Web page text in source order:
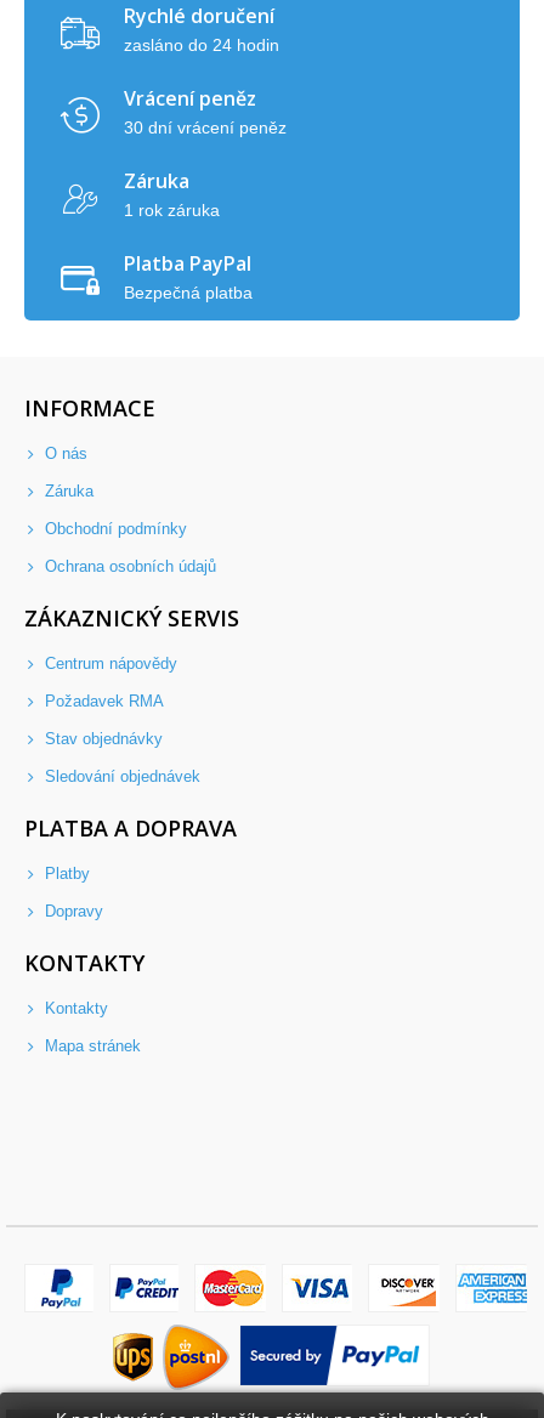
Rychlé doručení
zasláno do 24 hodin
Vrácení peněz
30 dní vrácení peněz
Záruka
1 rok záruka
Platba PayPal
Bezpečná platba
INFORMACE
O nás
Záruka
Obchodní podmínky
Ochrana osobních údajů
ZÁKAZNICKÝ SERVIS
Centrum nápovědy
Požadavek RMA
Stav objednávky
Sledování objednávek
PLATBA A DOPRAVA
Platby
Dopravy
KONTAKTY
Kontakty
Mapa stránek